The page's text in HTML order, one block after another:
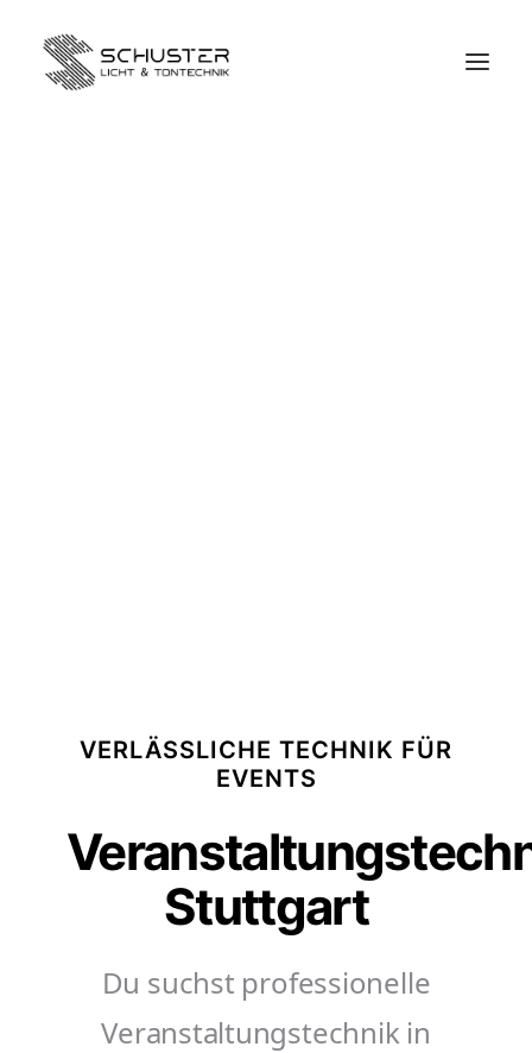
VERLÄSSLICHE TECHNIK FÜR
EVENTS
Stuttgart
Du suchst professionelle
Veranstaltungstechnik in